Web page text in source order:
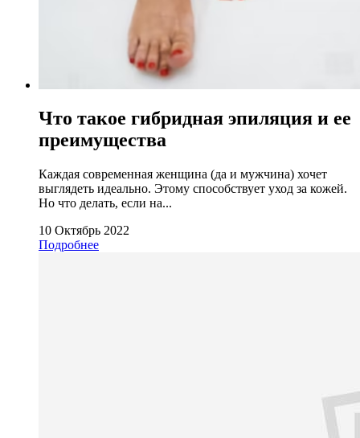
Что такое гибридная эпиляция и ее
преимущества
Каждая современная женщина (да и мужчина) хочет
выглядеть идеально. Этому способствует уход за кожей.
Но что делать, если на...
10 Октябрь 2022
Подробнее